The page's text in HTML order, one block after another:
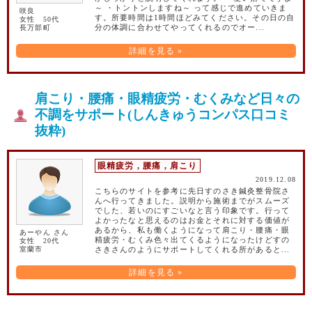
咲良
女性 50代
長万部町
～ ・トントンしますね～ って感じで進めていきま
す。所要時間は1時間ほどみてください。その日の自
分の体調に合わせてやってくれるのでオー...
詳細を見る »
肩こり・腰痛・眼精疲労・むくみなど日々の
不調をサポート(しんきゅうコンパス口コミ
抜粋)
あーやん さん
女性 20代
室蘭市
眼精疲労 , 腰痛 , 肩こり
2019.12.08
こちらのサイトを参考に先日すのさき鍼灸整骨院さ
んへ行ってきました。説明から施術までがスムーズ
でした、若いのにすごいなと言う印象です。行って
よかったなと思えるのはお金とそれに対する価値が
あるから、私も働くようになって肩こり・腰痛・眼
精疲労・むくみ色々出てくるようになったけどすの
さきさんのようにサポートしてくれる所があると...
詳細を見る »